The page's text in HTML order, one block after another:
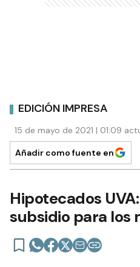
EDICIÓN IMPRESA
15 de mayo de 2021 | 01:09
Añadir como fuente en
Hipotecados
subsidio para los